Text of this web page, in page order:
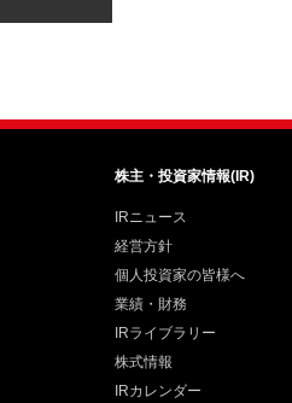
株主・投資家情報(IR)
IRニュース
経営方針
個人投資家の皆様へ
業績・財務
IRライブラリー
株式情報
IRカレンダー